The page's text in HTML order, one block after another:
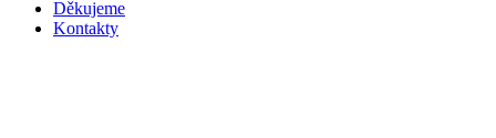
Děkujeme
Kontakty